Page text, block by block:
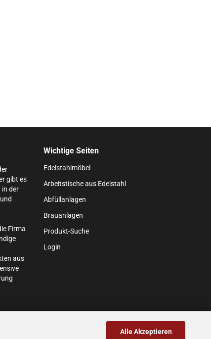
Alle Akzeptieren
gibt es
in der
Firma
aus
Wichtige Seiten
Edelstahlmöbel
Arbeitstische aus Edelstahl
Abfüllanlagen
Brauanlagen
Produkt-Suche
Login